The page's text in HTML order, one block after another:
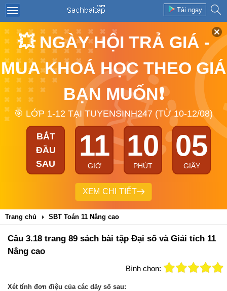
Tải ngay
💥 NGÀY HỘI TRẢ GIÁ -
MUA KHOÁ HỌC THEO GIÁ
BẠN MUỐN❗
🎯 LỚP 1-12 TẠI TUYENSINH247 (TỪ 10-12/08)
BẮT
ĐẦU
SAU
11
GIỜ
10
PHÚT
05
GIÂY
XEM CHI TIẾT
Trang chủ SBT Toán 11 Nâng cao
Câu 3.18 trang 89 sách bài tập Đại số và Giải tích 11
Nâng cao
Bình chọn:
Xét tính đơn điệu của các dãy số sau: